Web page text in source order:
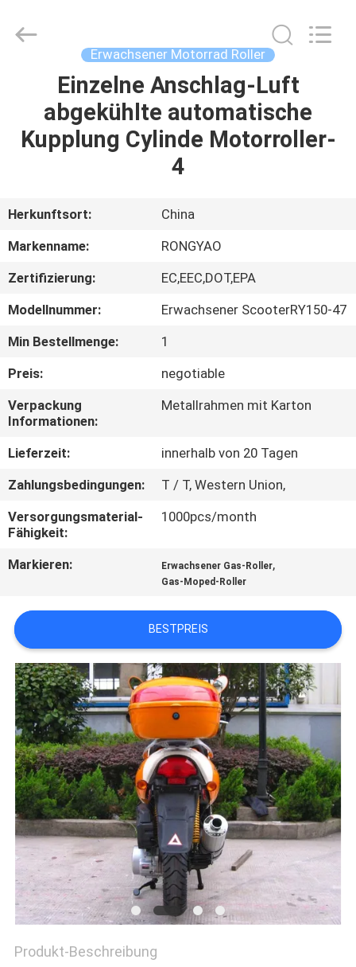
PRODUKTE
UNS
AUSFLUG
QUALITÄTSKONTROLLE
TRETEN
SIE
MIT
UNS
VERBINDUNG
SIE
EIN
ZITAT
SITEMAP
DATENSCHUTZRICHTLINIE
Co.,Ltd.
Erwachsener Motorrad Roller
Einzelne Anschlag-Luft
abgekühlte automatische
Kupplung Cylinde Motorroller-
4
Herkunftsort:
China
Markenname:
RONGYAO
Zertifizierung:
EC,EEC,DOT,EPA
Modellnummer:
Erwachsener ScooterRY150-47
Min Bestellmenge:
1
Preis:
negotiable
Verpackung
Informationen:
Metallrahmen mit Karton
Lieferzeit:
innerhalb von 20 Tagen
Zahlungsbedingungen:
T / T, Western Union,
Versorgungsmaterial-
Fähigkeit:
1000pcs/month
Markieren: Erwachsener Gas-Roller,
Gas-Moped-Roller
BESTPREIS
Produkt-Beschreibung